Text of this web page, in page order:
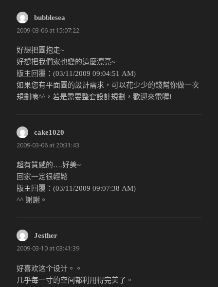
bubblesea
2009-03-06 at 15:07:22
好想把圖抱走~
好想把我們家也變的這麼漂亮~
版主回覆：(03/11/2009 09:04:51 AM)
如果您有平面圖的設計需求，可以花少少的錢幫你做一次
規劃唷^^，若是需要整套設計規劃，歡迎來電喔!
cake1020
2009-03-06 at 20:31:43
超有質感的….好美~
回家一定很輕鬆
版主回覆：(03/11/2009 09:07:38 AM)
^^ 謝謝。
Jesther
2009-03-10 at 03:41:39
好喜欢这个设计。。
几乎每一寸的空间都利用得完美了。